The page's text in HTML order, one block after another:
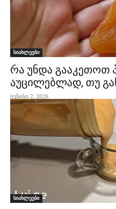
სიახლეები
რა უნდა გააკეთოთ
აუცილებლად, თუ
ივნისი 2, 2026
სიახლეები